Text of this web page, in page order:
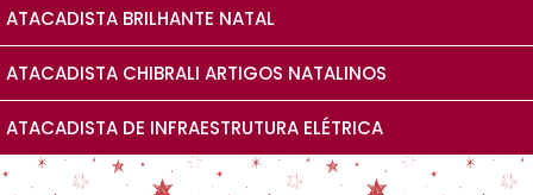
ATACADISTA BRILHANTE NATAL
ATACADISTA CHIBRALI ARTIGOS NATALINOS
ATACADISTA DE INFRAESTRUTURA ELÉTRICA